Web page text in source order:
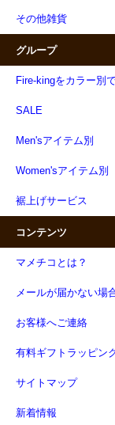
その他雑貨
グループ
Fire-kingをカラー別
SALE
Men'sアイテム別
Women'sアイテム別
裾上げサービス
コンテンツ
マメチコとは？
メールが届かない場
お客様へご連絡
有料ギフトラッピン
サイトマップ
新着情報